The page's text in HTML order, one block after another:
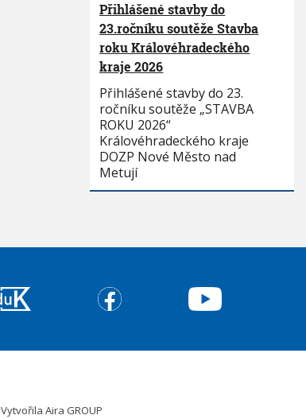
Přihlášené stavby do
23.ročníku soutěže Stavba
roku Královéhradeckého
kraje 2026
Přihlášené stavby do 23.
ročníku soutěže „STAVBA
ROKU 2026“
Královéhradeckého kraje
DOZP Nové Město nad
Metují
VytvořilaAira GROUP